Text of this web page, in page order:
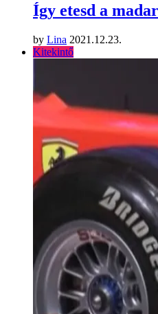
Így etesd a
by Lina 2021.12.23.
Kitekintő